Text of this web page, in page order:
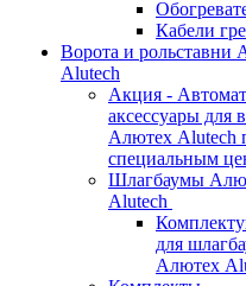
Кабели
Ворота и рольставни
Alutech
Акция -
аксессуары для
Алютех Alutech
специальным
Шлагбаумы
Alutech
для
Алютех